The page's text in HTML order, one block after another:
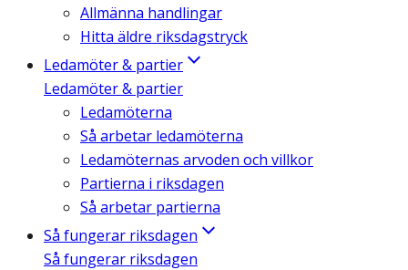
Allmänna handlingar
Hitta äldre riksdagstryck
Ledamöter & partier
Ledamöter & partier
Ledamöterna
Så arbetar ledamöterna
Ledamöternas arvoden och villkor
Partierna i riksdagen
Så arbetar partierna
Så fungerar riksdagen
Så fungerar riksdagen